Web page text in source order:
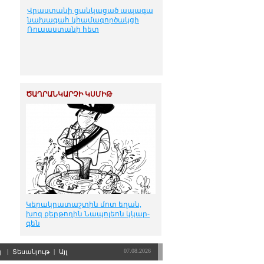
Վրաստանի ցանկացած ապագա
նախագահ կհամագործակցի
Ռուսաստանի հետ
ԾԱՂՐԱՆԿԱՐՉԻ ԿՍՄԻԹ
Կե­րակ­րա­տաշ­տին մոտ ե­ղան,
խոզ քեր­թո­ղին Նա­պո­լեոն կկար­
գեն
| Տեսանյութ | Այլ 07.08.2026